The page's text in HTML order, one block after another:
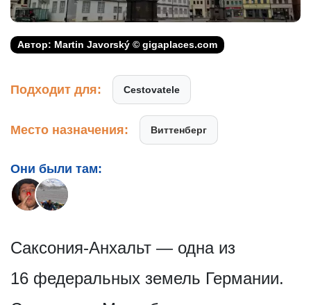
Автор: Martin Javorský © gigaplaces.com
Подходит для: Cestovatele
Место назначения: Виттенберг
Они были там:
Саксония-Анхальт — одна из
16 федеральных земель Германии.